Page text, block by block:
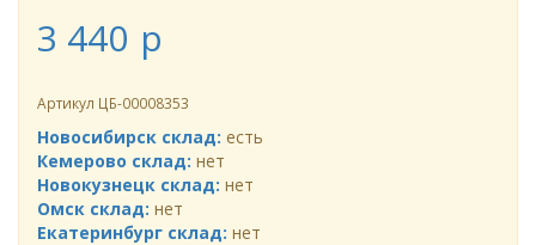
3 440 p
Артикул ЦБ-00008353
Новосибирск склад: есть
Кемерово склад: нет
Новокузнецк склад: нет
Омск склад: нет
Екатеринбург склад: нет